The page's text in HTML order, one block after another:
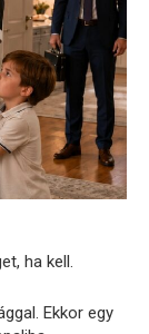
ha kell.
Ekkor egy